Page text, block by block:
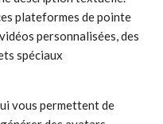
plateformes de pointe
personnalisées, des
spéciaux
vous permettent de